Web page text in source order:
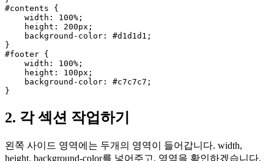
#contents {
width : 100% ;
height : 200px ;
background-color : #d1d1d1 ;
#footer {
width : 100% ;
height : 100px ;
background-color : #c7c7c7 ;
2. 각 섹션 작업하기
왼쪽 사이드 영역에는 두개의 영역이 들어갑니다. width,
height, background-color를 넣어주고, 영역을 확인하겠습니다.